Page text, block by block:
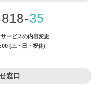
35
ービスの内容変更
(土・日・祝休)
窓口